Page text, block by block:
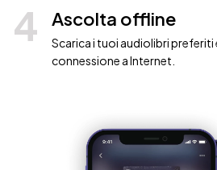
4 Ascolta offline
Scarica i tuoi audiolibri preferiti
connessione a Internet.